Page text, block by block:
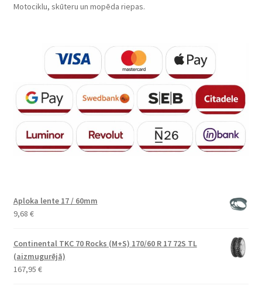
Motociklu, skūteru un mopēda riepas.
Aploka lente 17 / 60mm
9,68 €
Continental TKC 70 Rocks (M+S) 170/60 R 17 72S TL
(aizmugurējā)
167,95 €